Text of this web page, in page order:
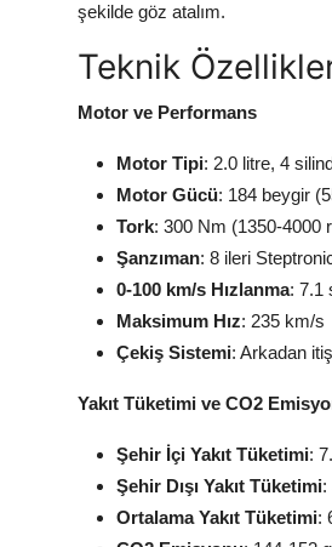
şekilde göz atalım.
Teknik
Motor ve Performans
Motor Tipi: 2.0 litre, 4
Motor Gücü: 184 beygir
Tork: 300 Nm (1350-4000
Şanzıman: 8 ileri
0-100 km/s Hızlanma: 7.1
Maksimum Hız: 235 km/s
Çekiş Sistemi: Arkadan
Yakıt Tüketimi ve CO2
Şehir İçi Yakıt Tüketimi:
Şehir Dışı Yakıt Tüketimi:
Ortalama Yakıt Tüketimi: